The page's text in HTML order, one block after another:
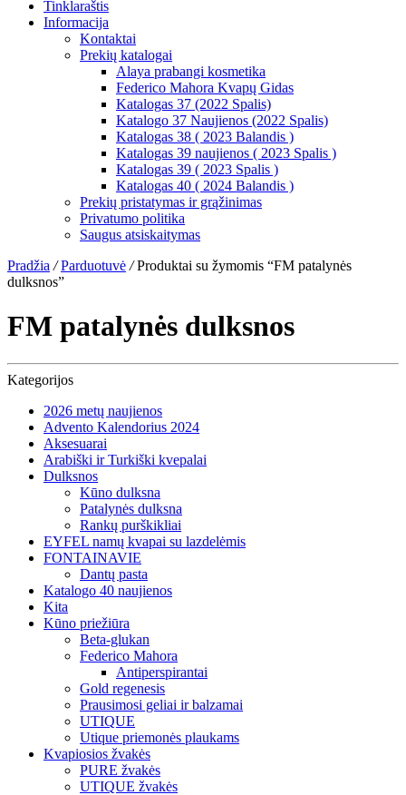
Tinklaraštis
Informacija
Kontaktai
Prekių katalogai
Alaya prabangi kosmetika
Federico Mahora Kvapų Gidas
Katalogas 37 (2022 Spalis)
Katalogo 37 Naujienos (2022 Spalis)
Katalogas 38 ( 2023 Balandis )
Katalogas 39 naujienos ( 2023 Spalis )
Katalogas 39 ( 2023 Spalis )
Katalogas 40 ( 2024 Balandis )
Prekių pristatymas ir grąžinimas
Privatumo politika
Saugus atsiskaitymas
Pradžia / Parduotuvė /Produktai su žymomis “FM patalynės
dulksnos”
FM patalynės dulksnos
Kategorijos
2026 metų naujienos
Advento Kalendorius 2024
Aksesuarai
Arabiški ir Turkiški kvepalai
Dulksnos
Kūno dulksna
Patalynės dulksna
Rankų purškikliai
EYFEL namų kvapai su lazdelėmis
FONTAINAVIE
Dantų pasta
Katalogo 40 naujienos
Kita
Kūno priežiūra
Beta-glukan
Federico Mahora
Antiperspirantai
Gold regenesis
Prausimosi geliai ir balzamai
UTIQUE
Utique priemonės plaukams
Kvapiosios žvakės
PURE žvakės
UTIQUE žvakės